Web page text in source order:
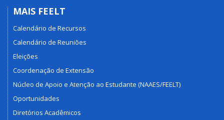
MAIS FEELT
Calendário de Recursos
Calendário de Reuniões
Eleições
Coordenação de Extensão
Núcleo de Apoio e Atenção ao Estudante (NAAES/FEELT)
Oportunidades
Diretórios Acadêmicos